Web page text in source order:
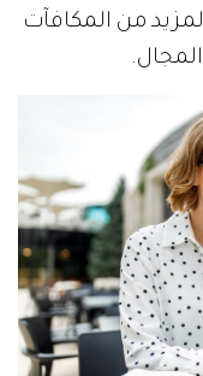
من المكافآت